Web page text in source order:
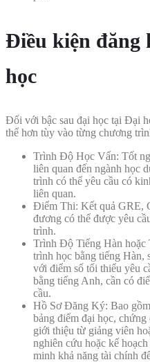
Điều kiện đăng
học
Đối với bậc sau đại học tại Đại
thể hơn tùy vào từng chương
Trình Độ Học Vấn: Tốt
liên quan đến ngành học
trình có thể yêu cầu có
liên quan.
Điểm Thi: Kết quả GRE,
đương có thể được yêu
trình.
Trình Độ Tiếng Hàn
trình học bằng tiếng
với điểm số tối thiểu yêu
bằng tiếng Anh, cần có
cầu.
Hồ Sơ Đăng Ký: Bao
bảng điểm đại học,
giới thiệu từ giảng viên
nghiên cứu hoặc kế
minh khả năng tài chính